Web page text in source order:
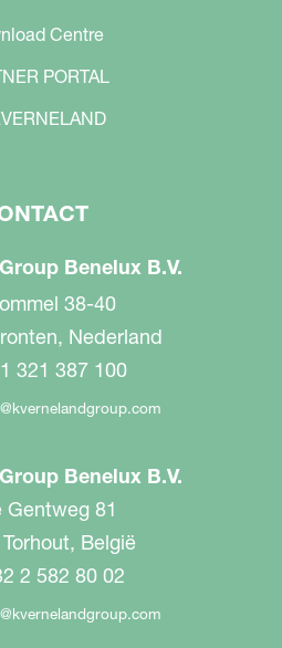
Centre
PORTAL
Benelux B.V.
38-40
Nederland
321 387 100
Benelux B.V.
Gentweg 81
België
2 582 80 02